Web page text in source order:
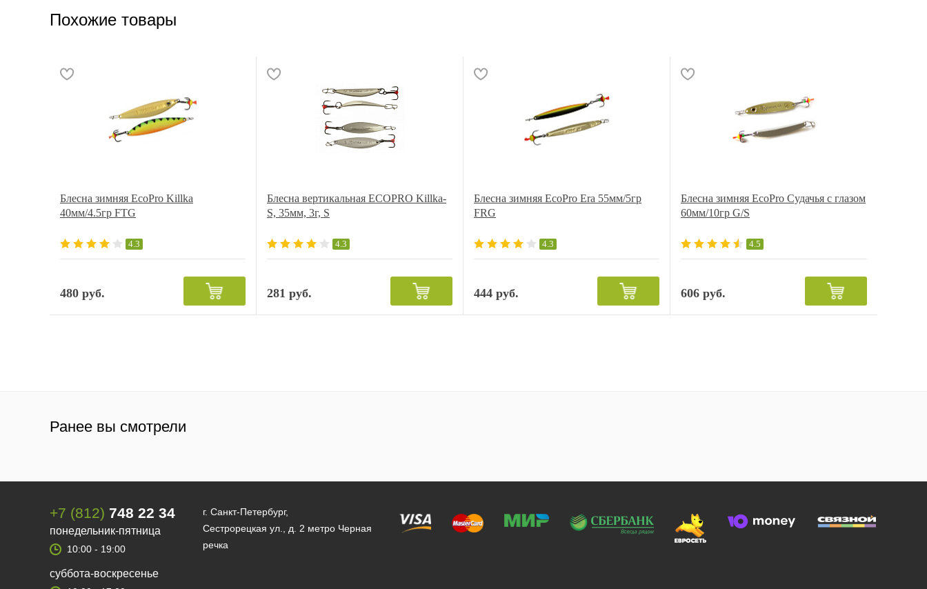
Похожие товары
Блесна зимняя EcoPro Killka
40мм/4.5гр FTG
4.3
480 руб.
Блесна вертикальная ECOPRO Killka-
S, 35мм, 3г, S
4.3
281 руб.
Блесна зимняя EcoPro Era 55мм/5гр
FRG
4.3
444 руб.
Блесна зимняя EcoPro Судачья с глазом
60мм/10гр G/S
4.5
606 руб.
Ранее вы смотрели
+7 (812) 748 22 34
понедельник-пятница
10:00 - 19:00
суббота-воскресенье
г. Санкт-Петербург,
Сестрорецкая ул., д. 2 метро Черная
речка